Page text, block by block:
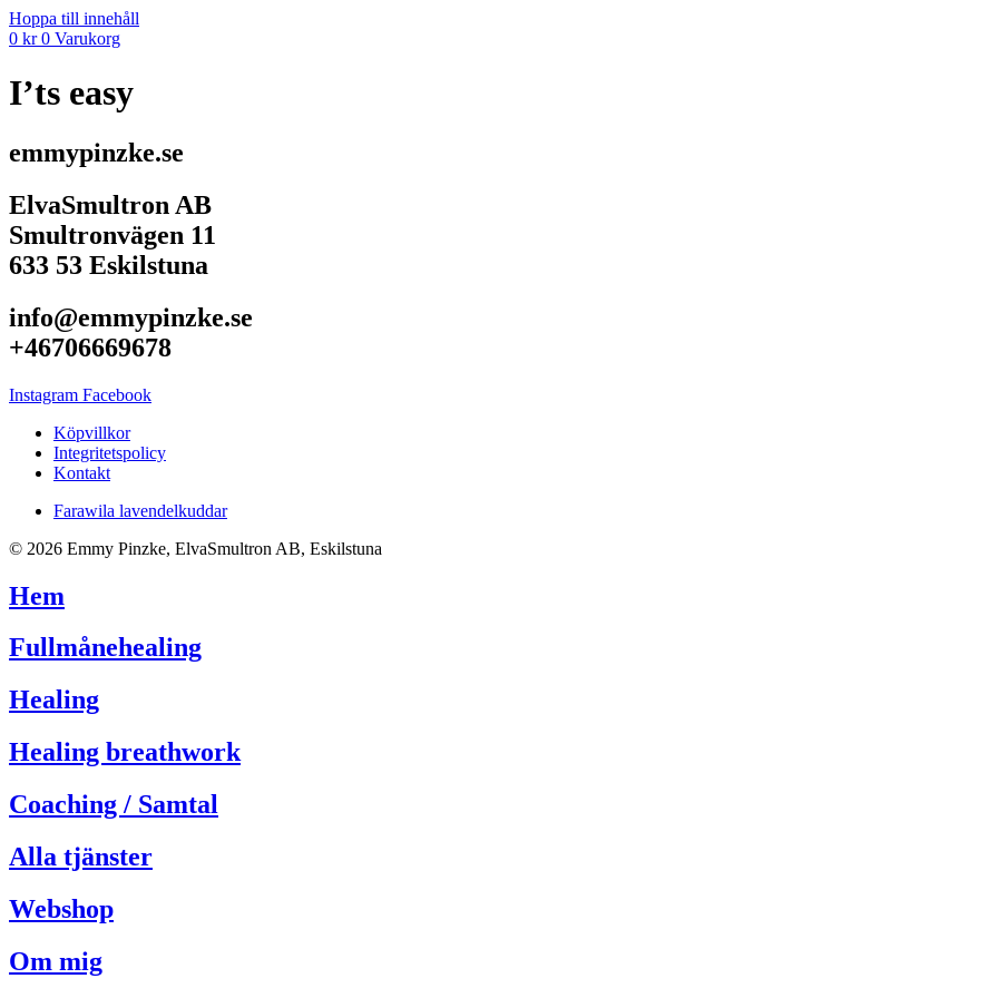
Hoppa till innehåll
0 kr 0 Varukorg
I’ts easy
emmypinzke.se
ElvaSmultron AB
Smultronvägen 11
633 53 Eskilstuna
info@emmypinzke.se
+46706669678
Instagram Facebook
Köpvillkor
Integritetspolicy
Kontakt
Farawila lavendelkuddar
© 2026 Emmy Pinzke, ElvaSmultron AB, Eskilstuna
Hem
Fullmånehealing
Healing
Healing breathwork
Coaching / Samtal
Alla tjänster
Webshop
Om mig